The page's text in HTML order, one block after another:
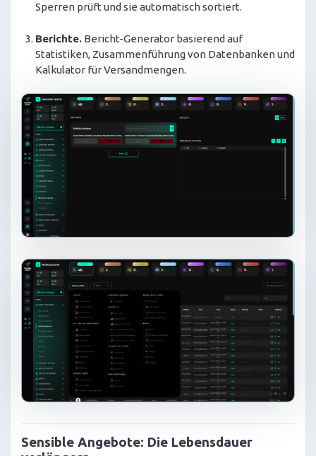
Sperren prüft und sie automatisch sortiert.
Berichte. Bericht-Generator basierend auf
Statistiken, Zusammenführung von Datenbanken und
Kalkulator für Versandmengen.
Sensible Angebote: Die Lebensdauer